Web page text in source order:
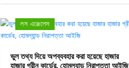
লস এঞ্জেলেস
ভুল তথ্য দিয়ে অপব্যবহার করা হয়েছে হাজার
হাজার গ্রীন কার্ডের, হোমল্যান্ড নিরাপত্তা আইজি